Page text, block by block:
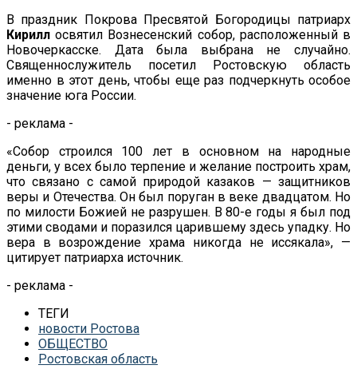
В праздник Покрова Пресвятой Богородицы патриарх
Кирилл освятил Вознесенский собор, расположенный в
Новочеркасске. Дата была выбрана не случайно.
Священнослужитель посетил Ростовскую область
именно в этот день, чтобы еще раз подчеркнуть особое
значение юга России.
- реклама -
«Собор строился 100 лет в основном на народные
деньги, у всех было терпение и желание построить храм,
что связано с самой природой казаков — защитников
веры и Отечества. Он был поруган в веке двадцатом. Но
по милости Божией не разрушен. В 80-е годы я был под
этими сводами и поразился царившему здесь упадку. Но
вера в возрождение храма никогда не иссякала», —
цитирует патриарха источник.
- реклама -
ТЕГИ
новости Ростова
ОБЩЕСТВО
Ростовская область